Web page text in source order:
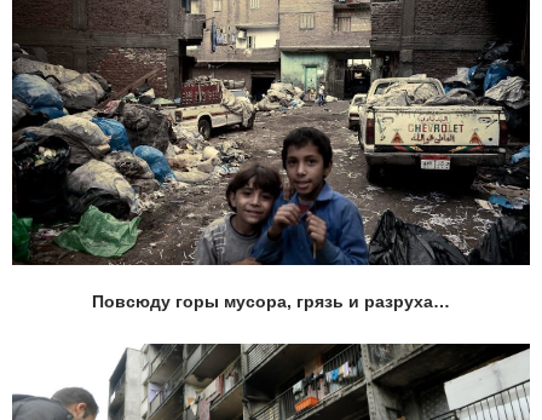
Повсюду горы мусора, грязь и разруха…